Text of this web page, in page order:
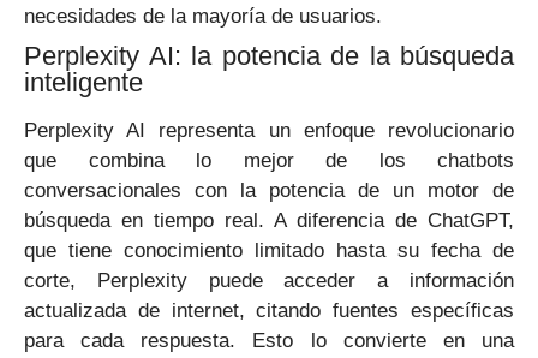
necesidades de la mayoría de usuarios.
Perplexity AI: la potencia de la búsqueda
inteligente
Perplexity AI representa un enfoque revolucionario
que combina lo mejor de los chatbots
conversacionales con la potencia de un motor de
búsqueda en tiempo real. A diferencia de ChatGPT,
que tiene conocimiento limitado hasta su fecha de
corte, Perplexity puede acceder a información
actualizada de internet, citando fuentes específicas
para cada respuesta. Esto lo convierte en una